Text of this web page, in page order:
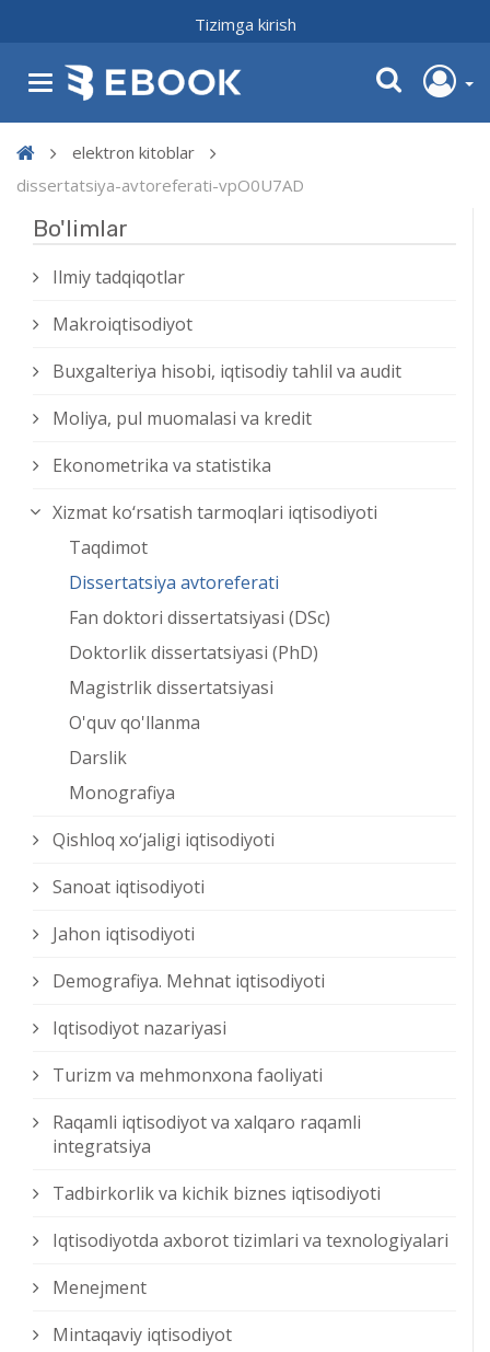
Tizimga kirish
elektron kitoblar
dissertatsiya-avtoreferati-vpO0U7AD
Bo'limlar
Ilmiy tadqiqotlar
Makroiqtisodiyot
Buxgalteriya hisobi, iqtisodiy tahlil va audit
Moliya, pul muomalasi va kredit
Ekonometrika va statistika
Xizmat kо‘rsatish tarmoqlari iqtisodiyoti
Taqdimot
Dissertatsiya avtoreferati
Fan doktori dissertatsiyasi (DSc)
Doktorlik dissertatsiyasi (PhD)
Magistrlik dissertatsiyasi
O'quv qo'llanma
Darslik
Monografiya
Qishloq xо‘jaligi iqtisodiyoti
Sanoat iqtisodiyoti
Jahon iqtisodiyoti
Demografiya. Mehnat iqtisodiyoti
Iqtisodiyot nazariyasi
Turizm va mehmonxona faoliyati
Raqamli iqtisodiyot va xalqaro raqamli
integratsiya
Tadbirkorlik va kichik biznes iqtisodiyoti
Iqtisodiyotda axborot tizimlari va texnologiyalari
Menejment
Mintaqaviy iqtisodiyot